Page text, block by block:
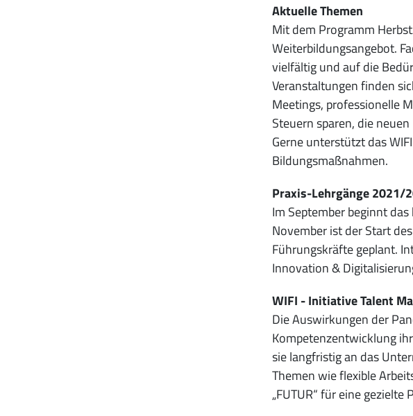
Aktuelle Themen
Mit dem Programm
Weiterbildungsangebot.
vielfältig und auf die
Veranstaltungen finden
Meetings, professionelle
Steuern sparen, die
Gerne unterstützt das
Bildungsmaßnahmen.
Praxis-Lehrgänge 2021/
Im September beginnt
November ist der Start
Führungskräfte geplant.
Innovation &
WIFI - Initiative Talent
Die Auswirkungen der
Kompetenzentwicklung
sie langfristig an das
Themen wie flexible
„FUTUR“ für eine